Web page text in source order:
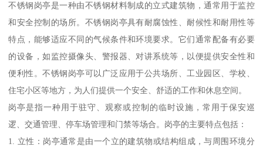
不锈钢岗亭是一种由不锈钢材料制成的立式建筑物，通常用于监控
和安全控制的场所。不锈钢岗亭具有耐腐蚀性、耐候性和耐用性等
特点，能够适应不同的气候条件和环境要求。它们通常配备有必要
的设备，如监控摄像头、警报器、对讲系统等，以便提供安全性和
便利性。不锈钢岗亭可以广泛应用于公共场所、工业园区、学校、
住宅小区等地方，为人们提供一个安全、舒适的工作和休息空间。
岗亭是指一种用于驻守、观察或控制的临时设施，常用于保安巡
逻、交通管理、停车场管理和门禁等场合。岗亭的主要特点包括：
1. 立性：岗亭通常是由一个立的建筑物或结构组成，与周围环境分